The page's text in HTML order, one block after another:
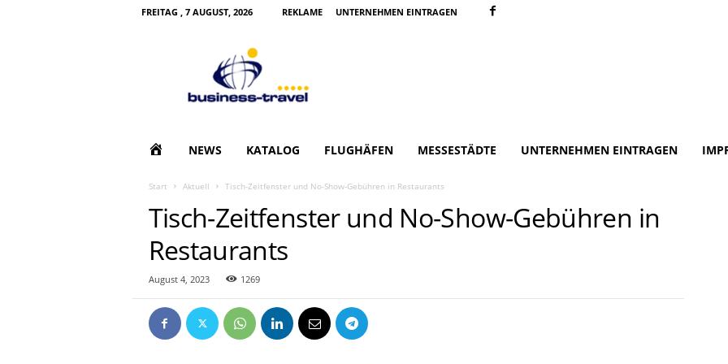
FREITAG , 7 AUGUST, 2026 REKLAME UNTERNEHMEN EINTRAGEN
O
M
E
NEWS KATALOG FLUGHÄFEN MESSESTÄDTE UNTERNEHMEN EINTRAGEN
Start Aktuell Tisch-Zeitfenster und No-Show-Gebühren in Restaurants
Tisch-Zeitfenster und No-Show-Gebühren in
Restaurants
August 4, 2023 1269